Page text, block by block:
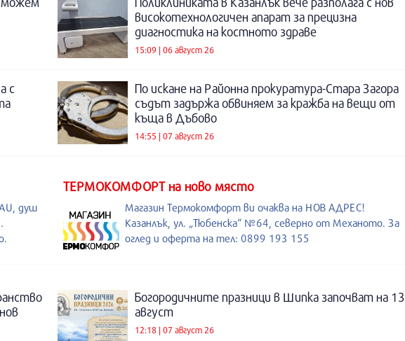
високотехнологичен апарат за прецизна
диагностика на костното здраве
15:09 | 06 август 26
с
По искане на Районна прокуратура-Стара Загора
съдът задържа обвиняем за кражба на вещи от
къща в Дъбово
14:55 | 07 август 26
душ
ТЕРМОКОМФОРТ на ново място
Магазин Термокомфорт ви очаква на НОВ АДРЕС!
Казанлък, ул. „Тюбенска“ №64, северно от Механото. За
оглед и оферта на тел: 0899 193 155
Богородичните празници в Шипка започват на 13
август
12:18 | 07 август 26